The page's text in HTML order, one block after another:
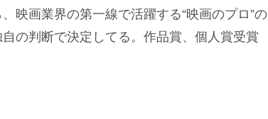
映画業界の第一線で活躍する“映画のプロ”の
の判断で決定してる。作品賞、個人賞受賞